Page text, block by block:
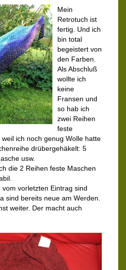
Mein
Retrotuch ist
fertig. Und ich
bin total
begeistert von
den Farben.
Als Abschluß
wollte ich
keine
Fransen und
so hab ich
zwei Reihen
feste
ich noch genug Wolle hatte
drübergehäkelt: 5
usw.
die 2 Reihen feste Maschen
vorletzten Eintrag sind
sind bereits neue am Werden.
weiter. Der macht auch